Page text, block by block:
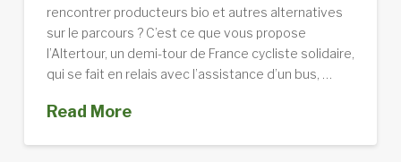
rencontrer producteurs bio et autres alternatives
sur le parcours ? C’est ce que vous propose
l’Altertour, un demi-tour de France cycliste solidaire,
qui se fait en relais avec l’assistance d’un bus, …
Read More